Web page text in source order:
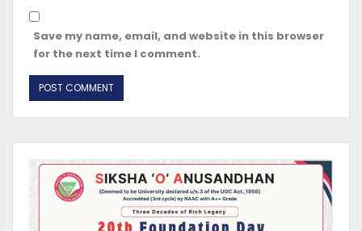
Save my name, email, and website in this browser
for the next time I comment.